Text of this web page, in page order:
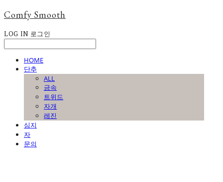
Comfy Smooth
LOG IN 로그인
HOME
단추
ALL
금속
트위드
자개
레진
심지
자
문의